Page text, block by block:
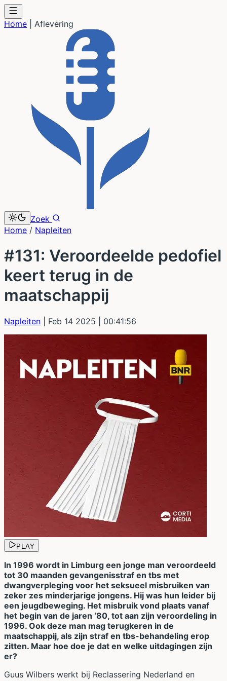
Home Aflevering
Zoek
Home / Napleiten
#131: Veroordeelde pedofiel
keert terug in de
maatschappij
Napleiten | Feb 14 2025 | 00:41:56
PLAY
In 1996 wordt in Limburg een jonge man veroordeeld
tot 30 maanden gevangenisstraf en tbs met
dwangverpleging voor het seksueel misbruiken van
zeker zes minderjarige jongens. Hij was hun leider bij
een jeugdbeweging. Het misbruik vond plaats vanaf
het begin van de jaren ‘80, tot aan zijn veroordeling in
1996. Ook deze man mag terugkeren in de
maatschappij, als zijn straf en tbs-behandeling erop
zitten. Maar hoe doe je dat en welke uitdagingen zijn
er?
Guus Wilbers werkt bij Reclassering Nederland en